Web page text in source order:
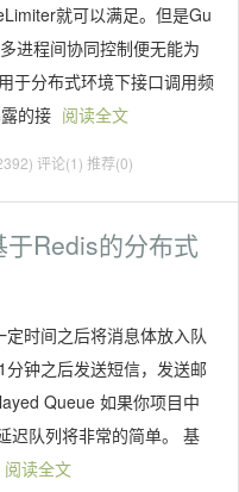
就可以满足。但是Gu
进程间协同控制便无能为
于分布式环境下接口调用频
的接 阅读全文
评论(1) 推荐(0)
于Redis的分布式
时间之后将消息体放入队
钟之后发送短信，发送邮
Queue 如果你项目中
迟队列将非常的简单。 基
阅读全文